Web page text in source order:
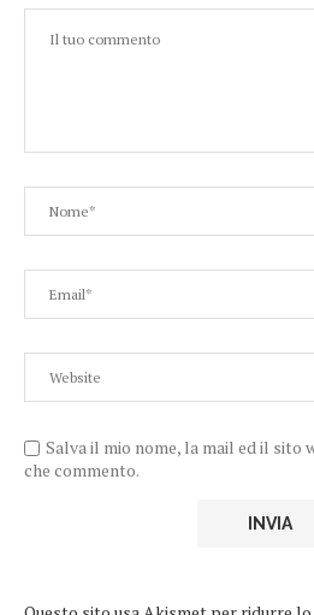
Salva il mio nome, la mail ed il sito
che commento.